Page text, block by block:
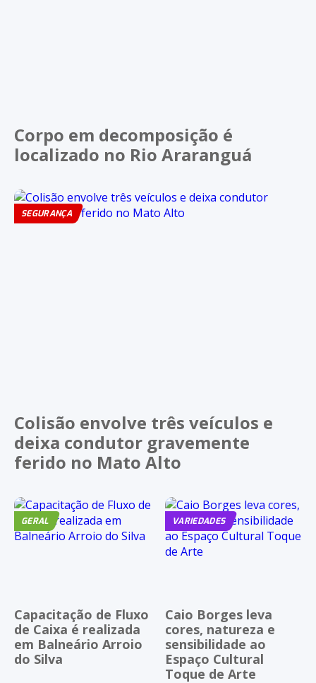
Corpo em decomposição é
localizado no Rio Araranguá
SEGURANÇA
Colisão envolve três veículos e
deixa condutor gravemente
ferido no Mato Alto
GERAL
Capacitação de Fluxo
de Caixa é realizada
em Balneário Arroio
do Silva
VARIEDADES
Caio Borges leva
cores, natureza e
sensibilidade ao
Espaço Cultural
Toque de Arte